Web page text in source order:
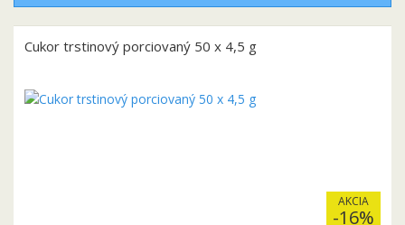
Cukor trstinový porciovaný 50 x 4,5 g
AKCIA
-16%